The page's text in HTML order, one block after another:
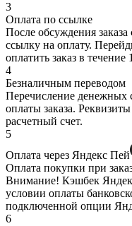
3
Оплата по ссылке
После обсуждения
ссылку на оплату.
оплатить заказ в
4
Безналичным переводом
Перечисление денежных
оплаты заказа.
расчетный счет.
5
Оплата через Яндекс Пей
Оплата покупки при
Внимание! Кэшбек
условии оплаты
подключенной опции
6